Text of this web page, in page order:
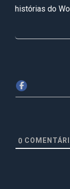
histórias do
0